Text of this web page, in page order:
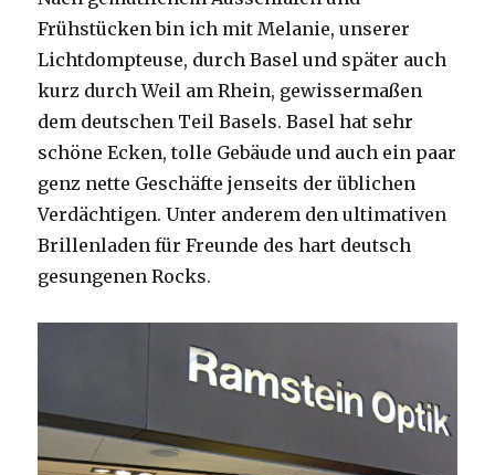
Frühstücken bin ich mit Melanie, unserer
Lichtdompteuse, durch Basel und später auch
kurz durch Weil am Rhein, gewissermaßen
dem deutschen Teil Basels. Basel hat sehr
schöne Ecken, tolle Gebäude und auch ein paar
genz nette Geschäfte jenseits der üblichen
Verdächtigen. Unter anderem den ultimativen
Brillenladen für Freunde des hart deutsch
gesungenen Rocks.